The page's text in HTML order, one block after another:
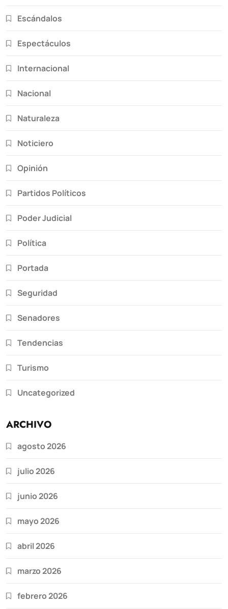
Escándalos
Espectáculos
Internacional
Nacional
Naturaleza
Noticiero
Opinión
Partidos Políticos
Poder Judicial
Política
Portada
Seguridad
Senadores
Tendencias
Turismo
Uncategorized
ARCHIVO
agosto 2026
julio 2026
junio 2026
mayo 2026
abril 2026
marzo 2026
febrero 2026